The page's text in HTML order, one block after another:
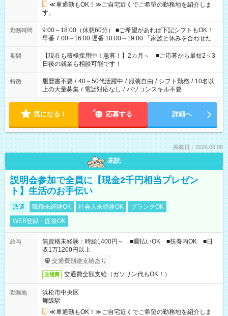
≪車通勤もOK！≫ご自宅近くでご希望の勤務地を紹介しま
す。
勤務時間
9:00～18:00（休憩60分） ■ご希望があれば下記シフトもOK！
早番 7:00～16:00 遅番 10:00～19:00 「家族と休みを合わせた
い」 「余裕を持って夕飯の準備がしたい」 「できれば残業はし
たくない」 など、ご希望を教えてくださいね。 ※Wワーク希望
の方へ 今ご覧のお仕事で希望する勤務時間と、もう1つのお仕事
の勤務時間。 合計で週40時間を超える場合は応募できません。
期間
【現在も積極採用中！急募！】2カ月～ ■ご応募から最短2～3
日後の就業も相談可能です！
特徴 履歴書不要 / 40～50代活躍中 / 服装自由 / シフト勤務 / 10名以
上の大量募集 / 電話対応なし / パソコンスキル不要
気になる！ 応募する 詳細へ
掲載日：2026.08.08
未読
説明会参加で全員に【現金2千円相当プレゼン
ト】生活のお手伝い
派遣 職種未経験OK 社会人未経験OK
ブランクOK
WEB登録・面接OK
給与
無資格未経験：時給1400円～ ■週払いOK ■扶養内OK ■日
収1万1200円以上
交通費別途支給あり
交通費 交通費全額支給（ガソリン代もOK！）
勤務地
浜松市中央区
舞阪駅
≪車通勤もOK！≫ご自宅近くでご希望の勤務地を紹介しま